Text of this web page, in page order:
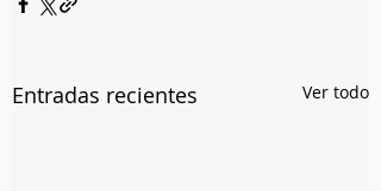
Entradas recientes Ver todo